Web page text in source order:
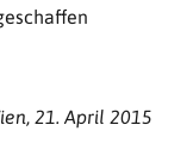
21. April 2015